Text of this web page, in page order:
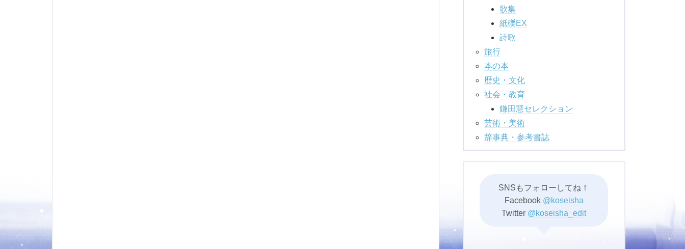
歌集
紙礫EX
詩歌
旅行
本の本
歴史・文化
社会・教育
鎌田慧セレクション
芸術・美術
辞事典・参考書誌
SNSもフォローしてね！
Facebook @koseisha
Twitter @koseisha_edit